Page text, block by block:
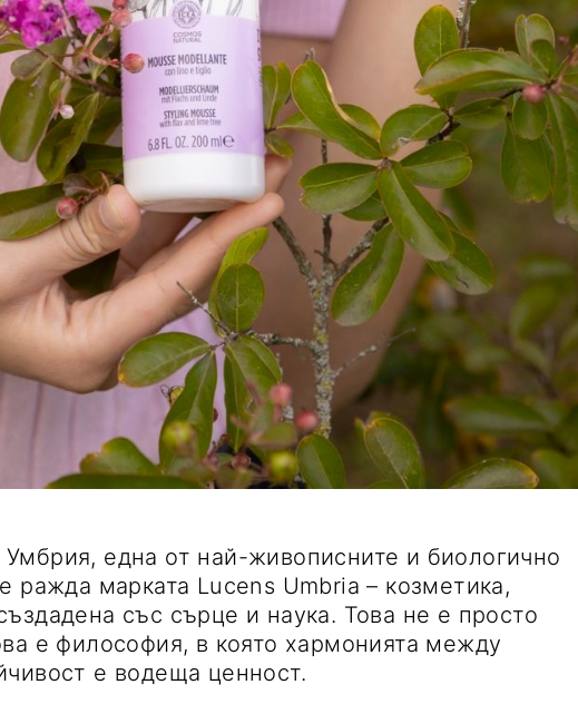
една от най-живописните и биологично
ражда марката Lucens Umbria – козметика,
със сърце и наука. Това не е просто
е философия, в която хармонията между
е водеща ценност.